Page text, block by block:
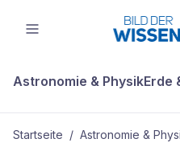
Astronomie & PhysikErde
Startseite / Astronomie &